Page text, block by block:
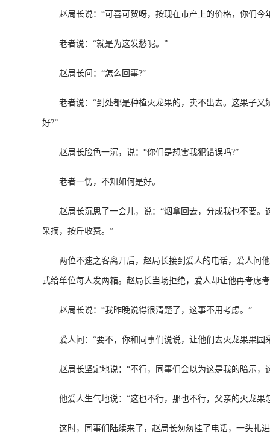
赵局长说：“可喜可贺呀，按现在市产上的价格，你们今
老者说：“就是为这发愁呢。”
赵局长问：“怎么回事?”
老者说：“到处都是种植火龙果的，卖不出去。这果子又
好?”
赵局长脸色一沉，说：“你们是想害我犯错误吗?”
老者一愣，不知如何是好。
赵局长沉思了一会儿，说：“烟拿回去，分成我也不要。
采摘，按斤收费。”
两位不速之客离开后，赵局长接到爱人的电话，爱人问他
式给单位每人发两箱。赵局长当场拒绝，爱人却让他再考虑
赵局长说：“我昨晚说得很清楚了，这事不用考虑。”
爱人问：“要不，你和同事们说说，让他们去火龙果果园
赵局长坚定地说：“不行，同事们会以为这是我的暗示，
他爱人生气地说：“这也不行，那也不行，父亲的火龙果
这时，同事们陆续来了，赵局长匆匆挂了电话，一头扎